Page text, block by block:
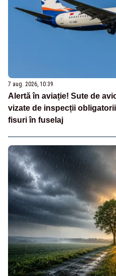
7 aug. 2026, 10:39
Alertă în aviație! Sute de
vizate de inspecții
fisuri în fuselaj